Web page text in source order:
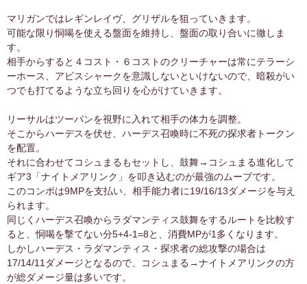
ダイヤ
クラブ 4
トータル 20
カードセット
パズルアンドドラゴンズ
R
コシュまる
パズルアンドドラゴンズR
SR
忘却の死神グリザル
パズルアンドドラゴンズR
パズルアンドドラゴンズR
SR
カオスドラゴンナイトヴォイ
パズルアンドドラゴンズR
SR
カオスドラゴンナイトヴォイ
スタンダード
R
テラーシーホース
マリガンではレギンレイヴ、グリザルを狙っていきます。
可能な限り恫喝を使える盤面を維持し、盤面の取り合いに徹しま
す。
相手からすると４コスト・６コストのクリーチャーは常にテラーシ
ーホース、アビスシャークを意識しないといけないので、暗殺がい
つでも打てるような立ち回りを心がけていきます。
リーサルはツーパンを視野に入れて相手の体力を調整。
そこからハーデスを伏せ、ハーデス召喚時に不死の探求者トークン
を配置。
それに合わせてコシュまるもセットし、鼓舞→コシュまる進化して
ギア3「ナイトメアリンク」を叩き込むのが最強のムーブです。
このコンボは9MPを支払い、相手能力者に19/16/13ダメージを与え
られます。
同じくハーデス召喚からラダマンティス鼓舞をするルートを比較す
ると、恫喝を撃てない分5+4-1=8と、消費MPが1多くなります。
しかしハーデス・ラダマンティス・探求者の総攻撃の場合は
17/14/11ダメージとなるので、コシュまる→ナイトメアリンクの方
が総ダメージ量は多いです。